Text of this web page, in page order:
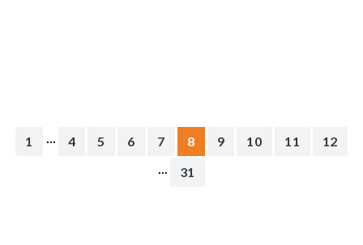
1 ... 4 5 6 7 8 9 10 11 12
... 31